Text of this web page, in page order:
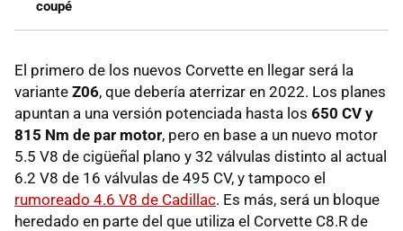
coupé
El primero de los nuevos Corvette en llegar será la
variante Z06, que debería aterrizar en 2022. Los planes
apuntan a una versión potenciada hasta los 650 CV y
815 Nm de par motor, pero en base a un nuevo motor
5.5 V8 de cigüeñal plano y 32 válvulas distinto al actual
6.2 V8 de 16 válvulas de 495 CV, y tampoco el
rumoreado 4.6 V8 de Cadillac. Es más, será un bloque
heredado en parte del que utiliza el Corvette C8.R de